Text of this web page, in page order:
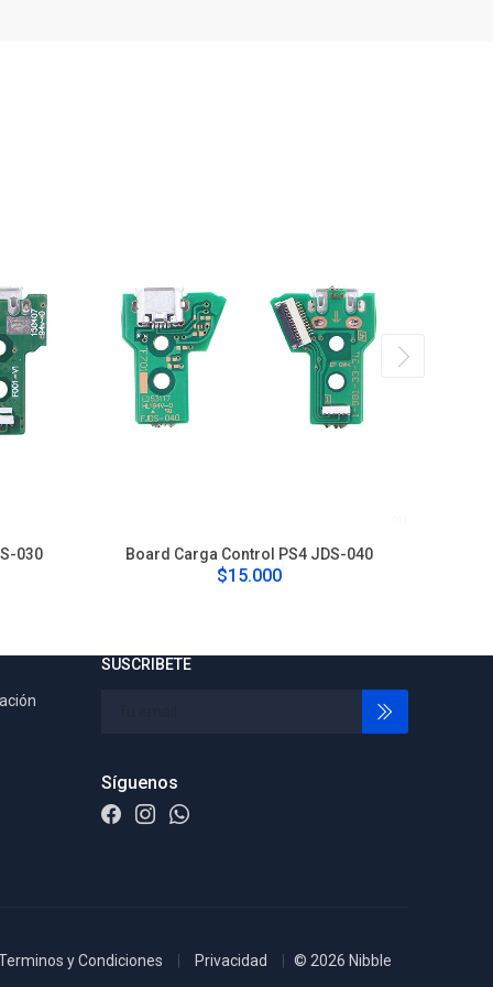
030 Board Carga Control PS4 JDS-040
$15.000
SUSCRIBETE
Síguenos
y Condiciones Privacidad © 2026 Nibble